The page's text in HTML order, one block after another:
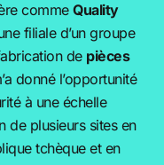
comme Quality
filiale d’un groupe
de pièces
donné l’opportunité
à une échelle
de plusieurs sites en
tchèque et en